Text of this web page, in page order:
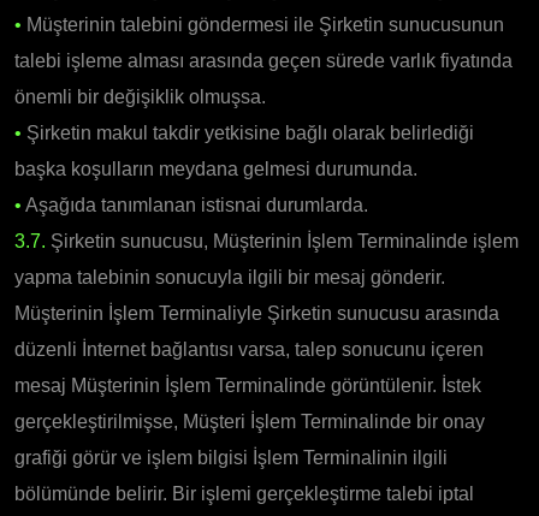
• Müşterinin talebini göndermesi ile Şirketin sunucusunun
talebi işleme alması arasında geçen sürede varlık fiyatında
önemli bir değişiklik olmuşsa.
• Şirketin makul takdir yetkisine bağlı olarak belirlediği
başka koşulların meydana gelmesi durumunda.
• Aşağıda tanımlanan istisnai durumlarda.
3.7. Şirketin sunucusu, Müşterinin İşlem Terminalinde işlem
yapma talebinin sonucuyla ilgili bir mesaj gönderir.
Müşterinin İşlem Terminaliyle Şirketin sunucusu arasında
düzenli İnternet bağlantısı varsa, talep sonucunu içeren
mesaj Müşterinin İşlem Terminalinde görüntülenir. İstek
gerçekleştirilmişse, Müşteri İşlem Terminalinde bir onay
grafiği görür ve işlem bilgisi İşlem Terminalinin ilgili
bölümünde belirir. Bir işlemi gerçekleştirme talebi iptal